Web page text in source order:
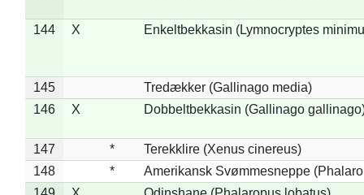
144 X Enkeltbekkasin (Lymnocryptes
145
Tredækker (Gallinago media)
146
X Dobbeltbekkasin (Gallinago
147 *
Terekklire (Xenus cinereus)
148
*
Amerikansk Svømmesneppe